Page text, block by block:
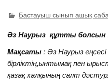
Бастауыш сынып ашық
Әз Наурыз құтты болсын
Мақсаты : Әз Наурыз еңсесі
бірліктің,ынтымақ пен
қазақ халқының салт